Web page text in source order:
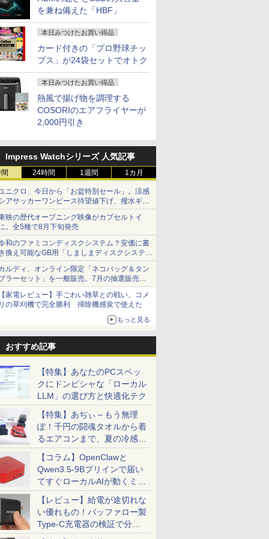
を兼ね備えた「HBF」
本日みつけたお買い得品
カード付きの「プロ野球チッ
プス」が24袋セットでオトク
本日みつけたお買い得品
熱風で揚げ物を調理する
COSORIのエアフライヤーが
2,000円引き
Impress Watchシリーズ 人気記事
24時間 1週間 1カ月
ニクロ、今日から「お盆特別セール」。涼感
アサッカーワンピース待望値下げ、撥水ギア
ョーツは1990円に
映の歴代オープニング映像がカプセルトイ
。全5種で8月下旬発売
和のファミコンディスクシステム？安価に書
換え可能なGB用「しましまディスクシステ
」
ルディ、オンライン限定「ネコバッグ＆タン
ラーセット」を一般販売。7月の抽選販売の
選無効分
家電レビュー】手ごわい雑草との戦い、コメ
の草刈機で完全勝利 掃除機感覚で使えた
もっと見る
おすすめ記事
【特集】あなたのPCスペッ
クにドンピシャな「ローカル
LLM」の選び方と快適化テク
【特集】あぢぃ～もう無理
ぽ！千円の闘魂タオルから着
るエアコンまで、夏の冷感グ
ッズ一挙紹介
【コラム】OpenClawと
Qwen3.5-9Bプリインで届い
てすぐローカルAIが動くミニ
PC「SER9 Pro」
【レビュー】給電が途切れな
い優れもの！バッファロー製
Type-C充電器の検証で分か
ったこと